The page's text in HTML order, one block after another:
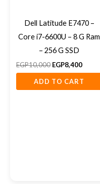
Dell Latitude E7470 –
Core i7-6600U – 8 G Ram
– 256 G SSD
EGP10,000 EGP8,400
ADD TO CART